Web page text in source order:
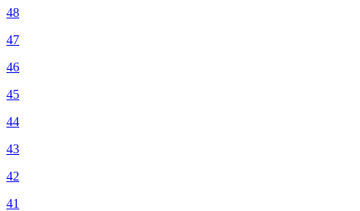
48
47
46
45
44
43
42
41